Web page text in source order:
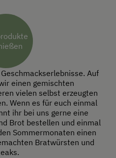
Auf
einen gemischten
vielen selbst erzeugten
Wenn es für euch einmal
ihr bei uns gerne eine
Brot bestellen und einmal
Sommermonaten einen
Bratwürsten und